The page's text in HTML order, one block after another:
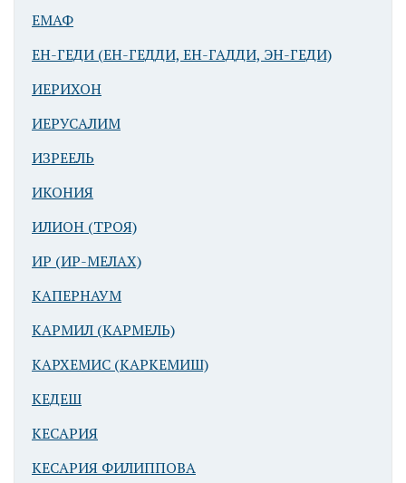
Арад.
Ранней
башни
Арад
бронзового
ЕМАФ
ЕН-ГЕДИ (ЕН-ГЕДДИ, ЕН-ГАДДИ, ЭН-ГЕДИ)
ИЕРИХОН
ИЕРУСАЛИМ
ИЗРЕЕЛЬ
ИКОНИЯ
ИЛИОН (ТРОЯ)
ИР (ИР-МЕЛАХ)
КАПЕРНАУМ
КАРМИЛ (КАРМЕЛЬ)
КАРХЕМИС (КАРКЕМИШ)
КЕДЕШ
КЕСАРИЯ
КЕСАРИЯ ФИЛИППОВА